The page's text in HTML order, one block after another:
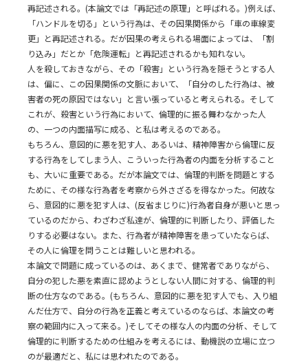
再記述される。(本論文では「再記述の原理」と呼ばれる。)例えば、
「ハンドルを切る」という行為は、その因果関係から「車の車線変
更」と再記述される。だが因果の考えられる場面によっては、「割
り込み」だとか「危険運転」と再記述されるかも知れない。
人を殺しておきながら、その「殺害」という行為を隠そうとする人
は、偏に、この因果関係の文脈において、「自分のした行為は、被
害者の死の原因ではない」と言い張っていると考えられる。そして
これが、殺害という行為において、倫理的に振る舞わなかった人
の、一つの内面描写に成る、と私は考えるのである。
もちろん、意図的に悪を犯す人、あるいは、精神障害から倫理に反
する行為をしてしまう人、こういった行為者の内面を分析すること
も、大いに重要である。だが本論文では、倫理的判断を問題とする
ために、その様な行為者を考察から外さざるを得なかった。何故な
ら、意図的に悪を犯す人は、(反省まじりに)行為者自身が悪いと思っ
ているのだから、わざわざ私達が、倫理的に判断したり、評価した
りする必要はない。また、行為者が精神障害を患っていたならば、
その人に倫理を問うことは難しいと思われる。
本論文で問題に成っているのは、あくまで、健常者でありながら、
自分の犯した悪を素直に認めようとしない人間に対する、倫理的判
断の仕方なのである。(もちろん、意図的に悪を犯す人でも、入り組
んだ仕方で、自分の行為を正義と考えているのならば、本論文の考
察の範囲内に入って来る。)そしてその様な人の内面の分析、そして
倫理的に判断するための仕組みを考えるには、動機説の立場に立つ
のが最適だと、私には思われたのである。